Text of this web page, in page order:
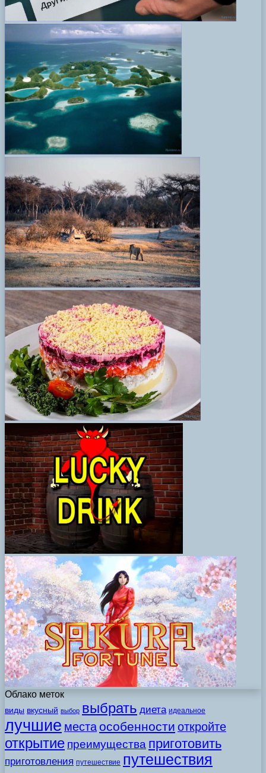
Облако меток
виды вкусный выбор выбрать диета идеальное
лучшие места особенности откройте
открытие преимущества приготовить
приготовления путешествие путешествия